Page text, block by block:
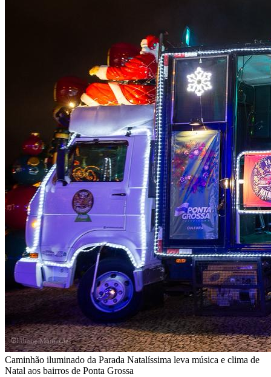
Caminhão iluminado da Parada Natalíssima leva música e clima de
Natal aos bairros de Ponta Grossa